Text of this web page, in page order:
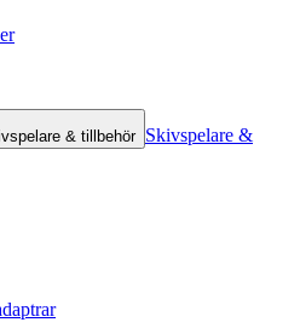
& tillbehör Skivspelare &